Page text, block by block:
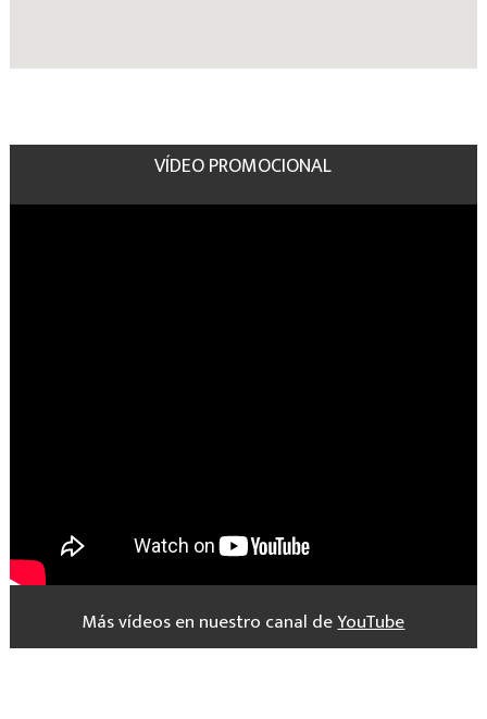
VÍDEO PROMOCIONAL
Más vídeos en nuestro canal deYouTube